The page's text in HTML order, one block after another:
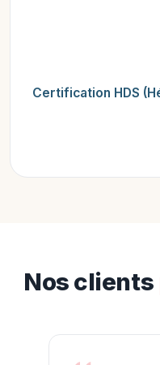
Certification HDS
Nos clients